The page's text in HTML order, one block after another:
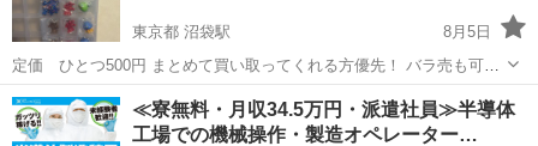
東京都 沼袋駅
8月5日
定価 ひとつ500円 まとめて買い取ってくれる方優先！ バラ売も可能
ですが個数多いい方優先させていただきます。 シドー、キングスライ
ムはひとつ1000円です。
東京 中野区 沼袋駅 フィギュア
≪寮無料・月収34.5万円・派遣社員≫半導体
工場での機械操作・製造オペレーター…